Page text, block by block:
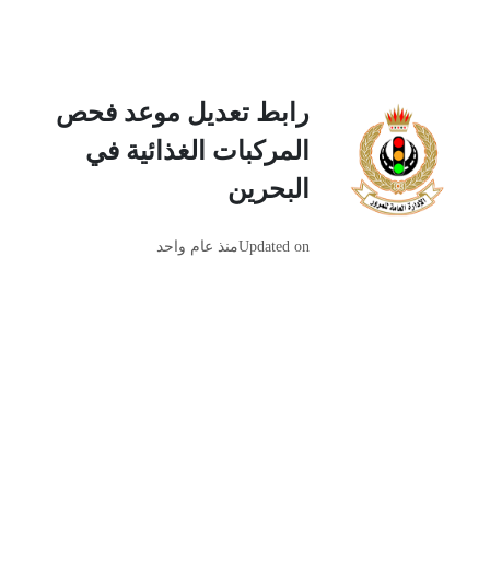
رابط تعديل موعد فحص
المركبات الغذائية في
البحرين
Updated onمنذ عام واحد